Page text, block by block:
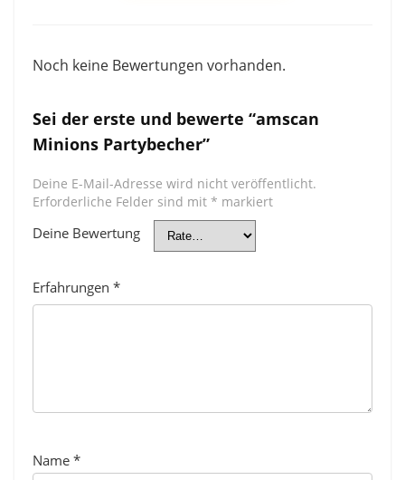
Noch keine Bewertungen vorhanden.
Sei der erste und bewerte “amscan
Minions Partybecher”
Deine E-Mail-Adresse wird nicht veröffentlicht.
Erforderliche Felder sind mit * markiert
Deine Bewertung
Erfahrungen *
Name *